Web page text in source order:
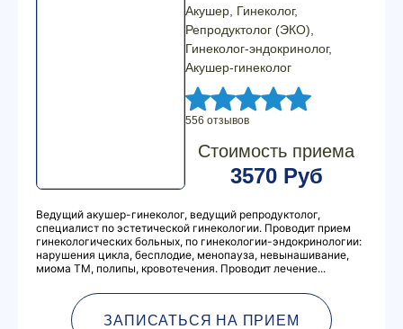
Акушер, Гинеколог,
Репродуктолог (ЭКО),
Гинеколог-эндокринолог,
Акушер-гинеколог
556 отзывов
Стоимость приема
3570 Руб
Ведущий акушер-гинеколог, ведущий репродуктолог,
специалист по эстетической гинекологии. Проводит прием
гинекологических больных, по гинекологии-эндокринологии:
нарушения цикла, бесплодие, менопауза, невынашивание,
миома ТМ, полипы, кровотечения. Проводит лечение...
ЗАПИСАТЬСЯ НА ПРИЕМ